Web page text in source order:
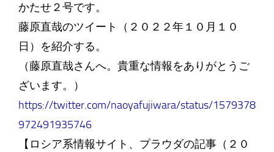
かたせ２号です。
藤原直哉のツイート（２０２２年１０月１０
日）を紹介する。
（藤原直哉さんへ。貴重な情報をありがとうご
ざいます。）
https://twitter.com/naoyafujiwara/status/1579378
972491935746
【ロシア系情報サイト、プラウダの記事（２０